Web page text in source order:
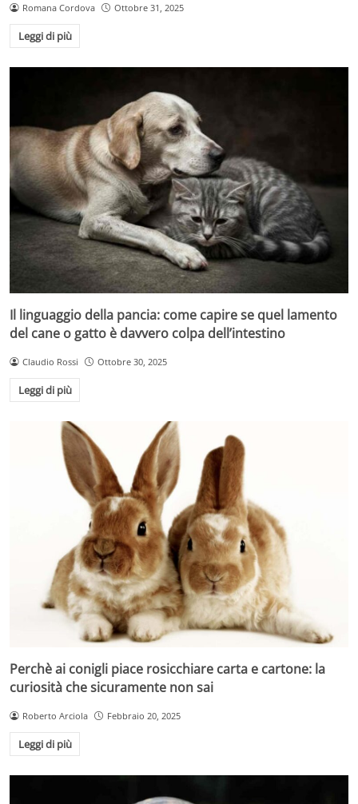
Romana Cordova Ottobre 31, 2025
Leggi di più
Il linguaggio della pancia: come capire se quel lamento
del cane o gatto è davvero colpa dell’intestino
Claudio Rossi Ottobre 30, 2025
Leggi di più
Perchè ai conigli piace rosicchiare carta e cartone: la
curiosità che sicuramente non sai
Roberto Arciola Febbraio 20, 2025
Leggi di più